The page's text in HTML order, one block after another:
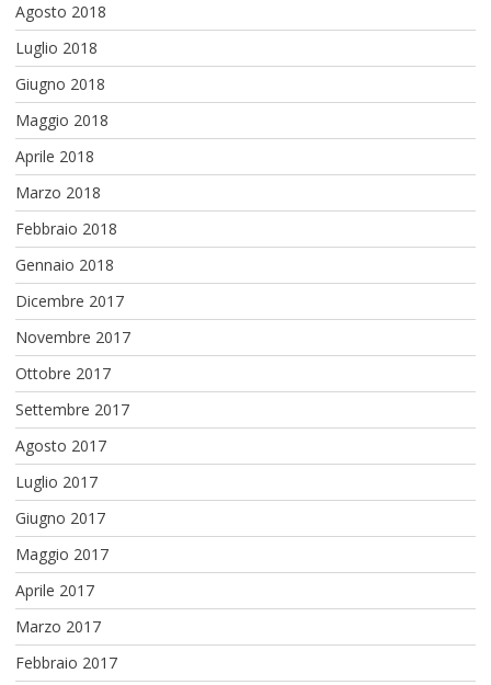
Agosto 2018
Luglio 2018
Giugno 2018
Maggio 2018
Aprile 2018
Marzo 2018
Febbraio 2018
Gennaio 2018
Dicembre 2017
Novembre 2017
Ottobre 2017
Settembre 2017
Agosto 2017
Luglio 2017
Giugno 2017
Maggio 2017
Aprile 2017
Marzo 2017
Febbraio 2017